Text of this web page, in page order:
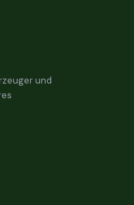
und